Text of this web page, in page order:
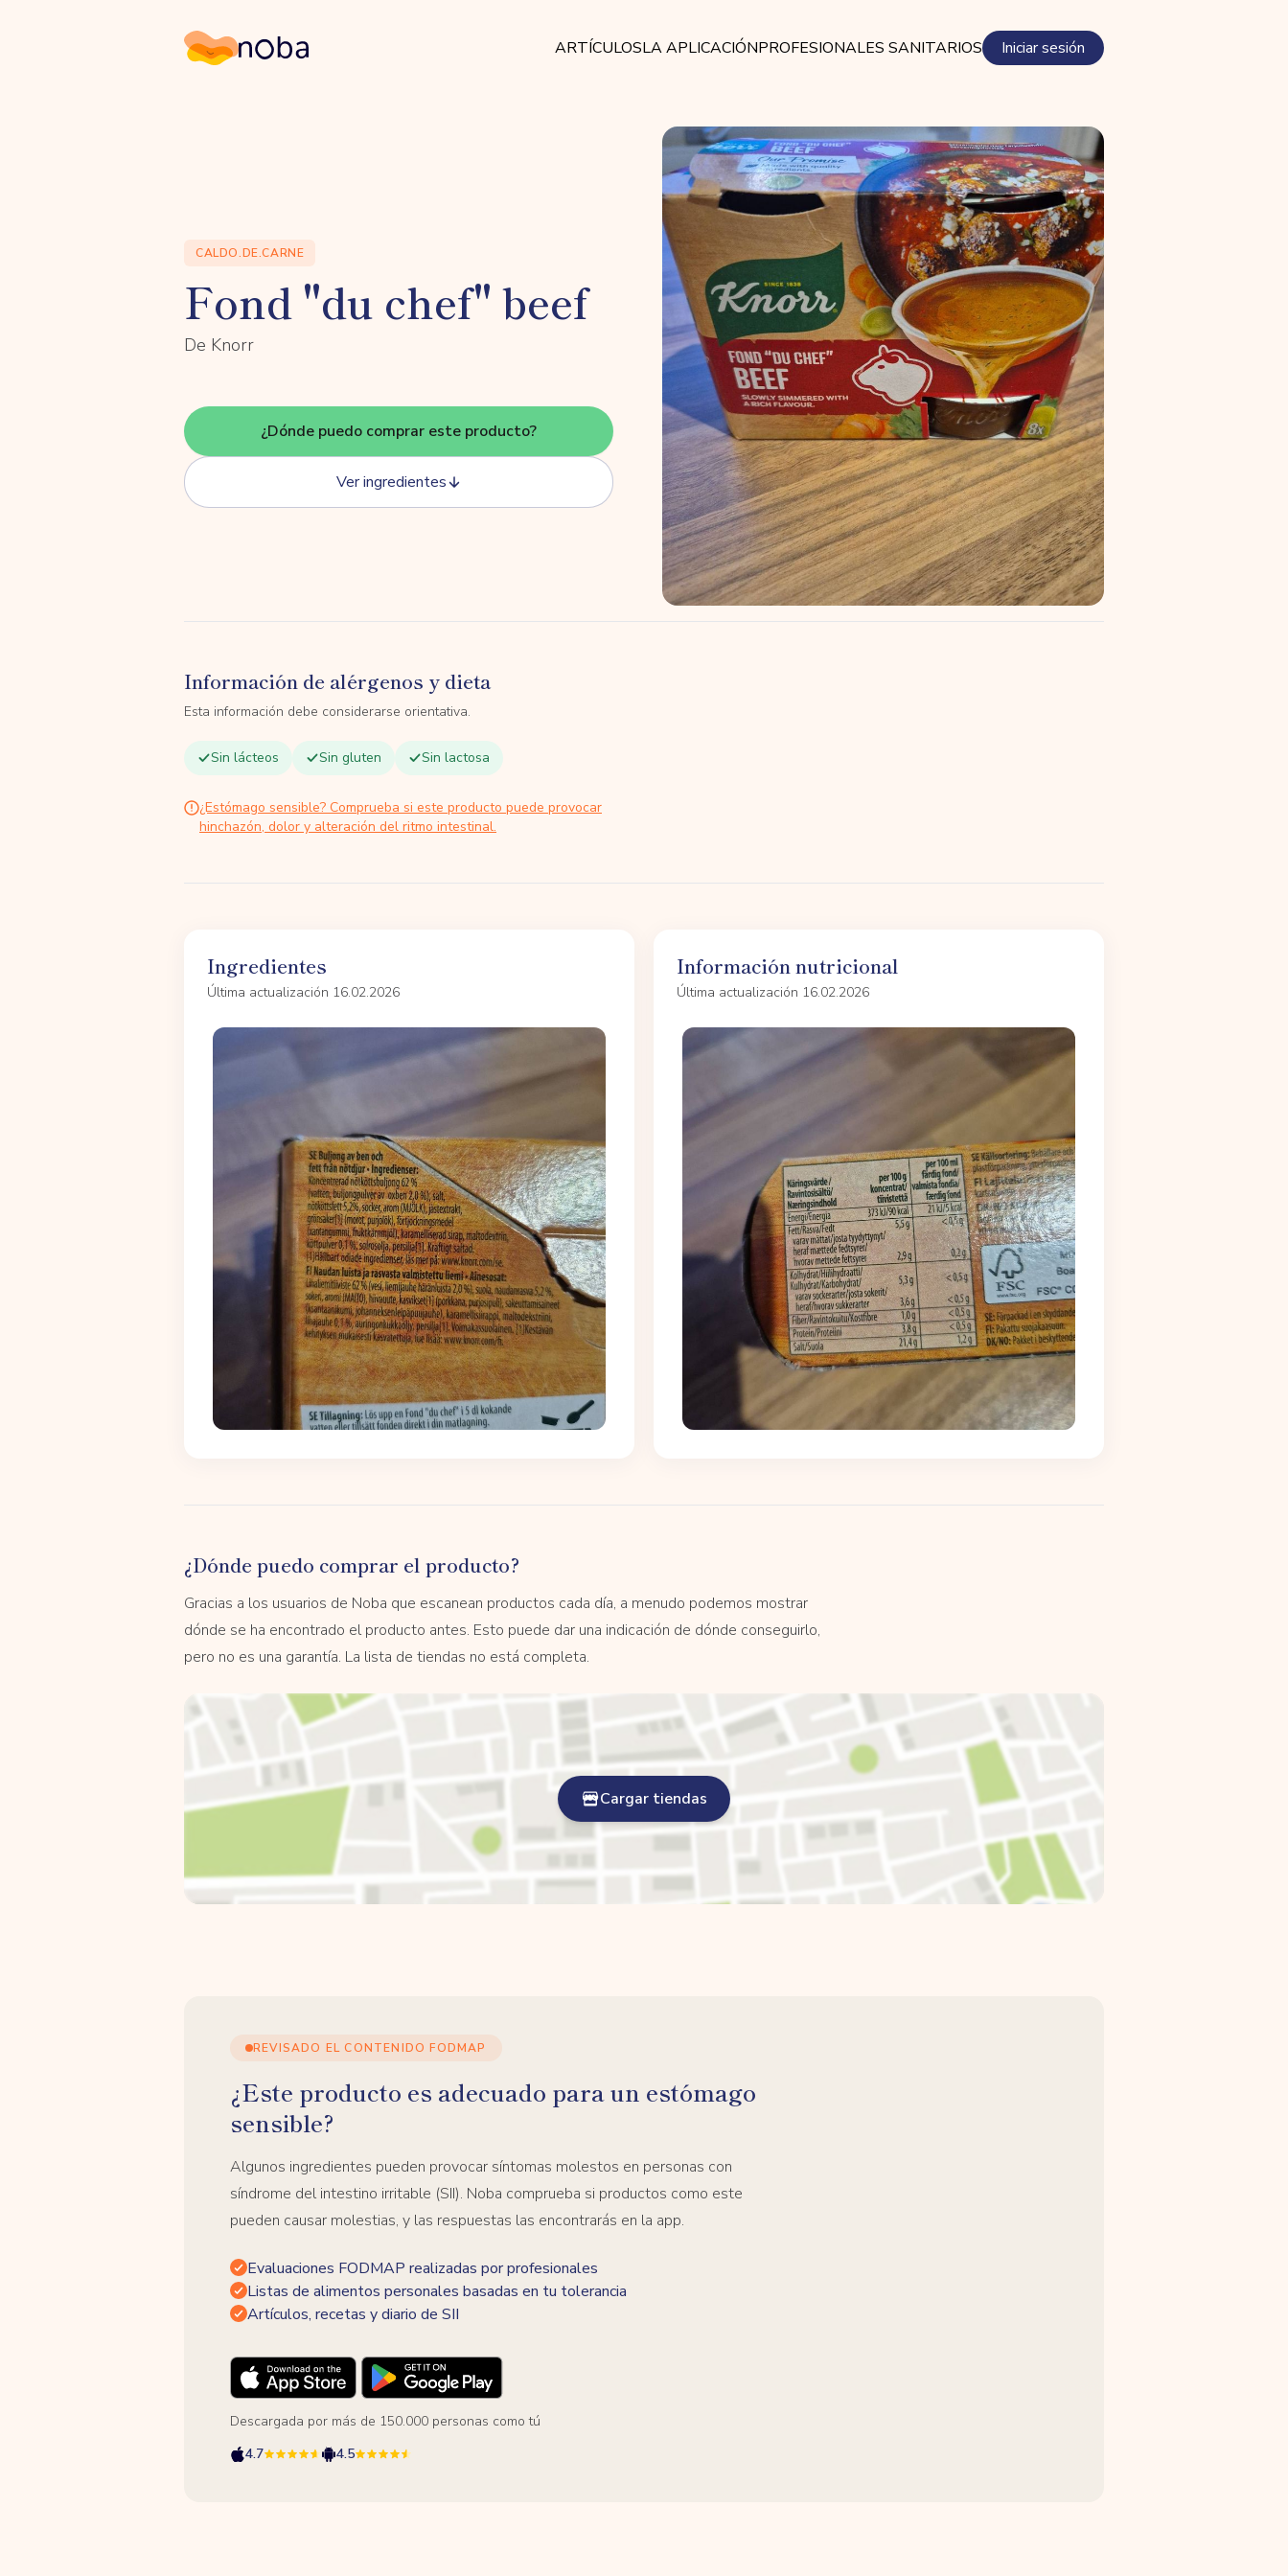
Noba ARTÍCULOSLA APLICACIÓNPROFESIONALES SANITARIOS Iniciar sesión
CALDO.DE.CARNE
Fond "du chef" beef
De Knorr
¿Dónde puedo comprar este producto?
Ver ingredientes
Información de alérgenos y dieta
Esta información debe considerarse orientativa.
Sin lácteos Sin gluten Sin lactosa
¿Estómago sensible? Comprueba si este producto puede provocar
hinchazón, dolor y alteración del ritmo intestinal.
Ingredientes
Última actualización 16.02.2026
Información nutricional
Última actualización 16.02.2026
¿Dónde puedo comprar el producto?
Gracias a los usuarios de Noba que escanean productos cada día, a menudo podemos mostrar
dónde se ha encontrado el producto antes. Esto puede dar una indicación de dónde conseguirlo,
pero no es una garantía. La lista de tiendas no está completa.
Cargar tiendas
REVISADO EL CONTENIDO FODMAP
¿Este producto es adecuado para un estómago
sensible?
Algunos ingredientes pueden provocar síntomas molestos en personas con
síndrome del intestino irritable (SII). Noba comprueba si productos como este
pueden causar molestias, y las respuestas las encontrarás en la app.
Evaluaciones FODMAP realizadas por profesionales
Listas de alimentos personales basadas en tu tolerancia
Artículos, recetas y diario de SII
Descargada por más de 150.000 personas como tú
4.7
4.5